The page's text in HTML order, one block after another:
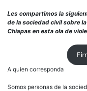
Les compartimos la
de la sociedad civil sobre
Chiapas en esta ola de
A quien corresponda
Somos personas de la